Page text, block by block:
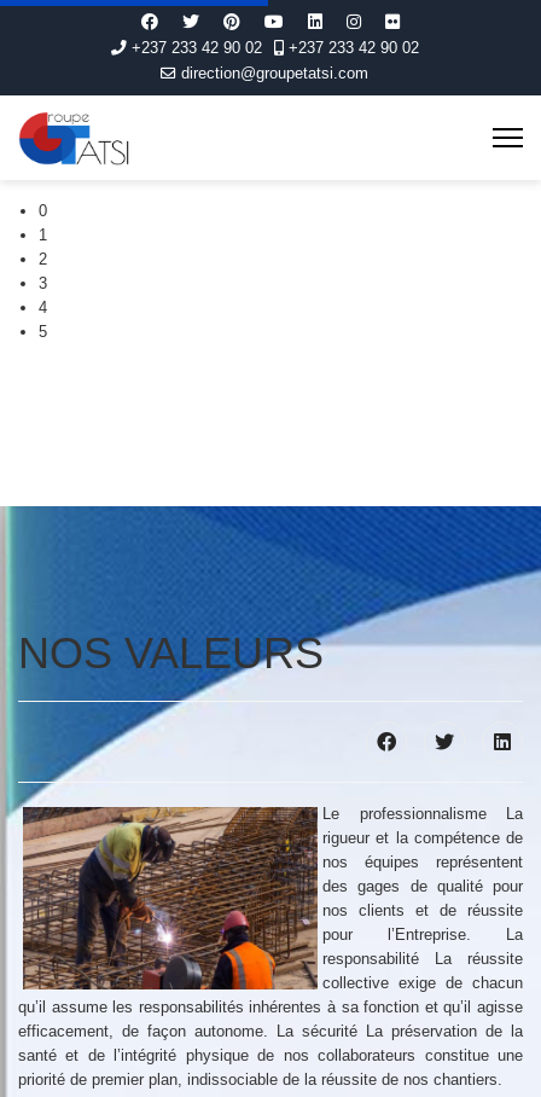
+237 233 42 90 02
+237 233 42 90 02
direction@groupetatsi.com
0
1
2
3
4
5
NOS VALEURS
Le professionnalisme La
rigueur et la compétence de
nos équipes représentent
des gages de qualité pour
nos clients et de réussite
pour l’Entreprise. La
responsabilité La réussite
collective exige de chacun
qu’il assume les responsabilités inhérentes à sa fonction et qu’il agisse
efficacement, de façon autonome. La sécurité La préservation de la
santé et de l’intégrité physique de nos collaborateurs constitue une
priorité de premier plan, indissociable de la réussite de nos chantiers.